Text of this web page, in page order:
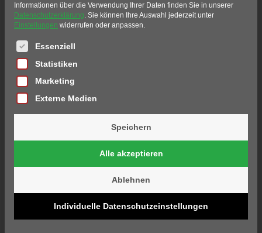
Informationen über die Verwendung Ihrer Daten finden Sie in unserer
Datenschutzerklärung. Sie können Ihre Auswahl jederzeit unter
Einstellungen widerrufen oder anpassen.
Es folgt eine Liste der Service-Gruppen, für die eine
Essenziell
Statistiken
Marketing
Externe Medien
Speichern
Alle akzeptieren
Ablehnen
Individuelle Datenschutzeinstellungen